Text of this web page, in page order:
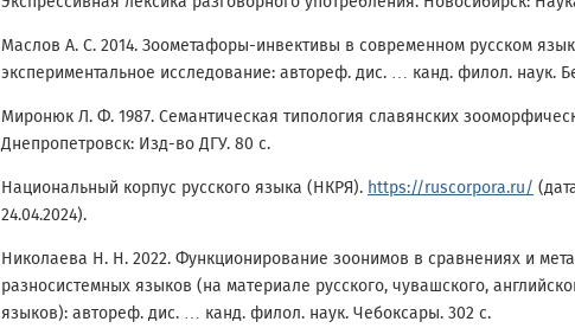
Маслов А. С. 2014. Зоометафоры-инвективы в современном русском
экспериментальное исследование: автореф. дис. … канд. филол. наук.
Миронюк Л. Ф. 1987. Семантическая типология славянских
Днепропетровск: Изд-во ДГУ. 80 с.
Национальный корпус русского языка (НКРЯ). https://ruscorpora.ru/
24.04.2024).
Николаева Н. Н. 2022. Функционирование зоонимов в сравнениях и
разносистемных языков (на материале русского, чувашского,
языков): автореф. дис. … канд. филол. наук. Чебоксары. 302 с.